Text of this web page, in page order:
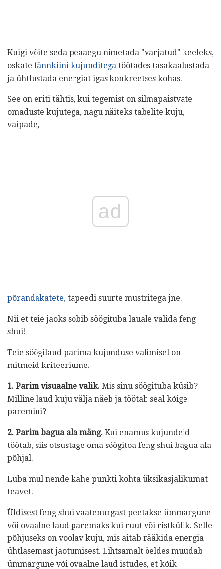
Kuigi võite seda peaaegu nimetada "varjatud" keeleks,
oskate fännkiini kujunditega töötades tasakaalustada
ja ühtlustada energiat igas konkreetses kohas.
See on eriti tähtis, kui tegemist on silmapaistvate
omaduste kujutega, nagu näiteks tabelite kuju,
vaipade,
ad
põrandakatete, tapeedi suurte mustritega jne.
Nii et teie jaoks sobib söögituba lauale valida feng
shui!
Teie söögilaud parima kujunduse valimisel on
mitmeid kriteeriume.
1. Parim visuaalne valik. Mis sinu söögituba küsib?
Milline laud kuju välja näeb ja töötab seal kõige
paremini?
2. Parim bagua ala mäng. Kui enamus kujundeid
töötab, siis otsustage oma söögitoa feng shui bagua ala
põhjal.
Luba mul nende kahe punkti kohta üksikasjalikumat
teavet.
Üldisest feng shui vaatenurgast peetakse ümmargune
või ovaalne laud paremaks kui ruut või ristkülik. Selle
põhjuseks on voolav kuju, mis aitab rääkida energia
ühtlasemast jaotumisest. Lihtsamalt öeldes muudab
ümmargune või ovaalne laud istudes, et kõik